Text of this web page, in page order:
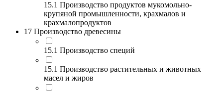
15.1 Производство продуктов мукомольно-
крупяной промышленности, крахмалов и
крахмалопродуктов
17 Производство древесины
15.1 Производство специй
15.1 Производство растительных и животных
масел и жиров